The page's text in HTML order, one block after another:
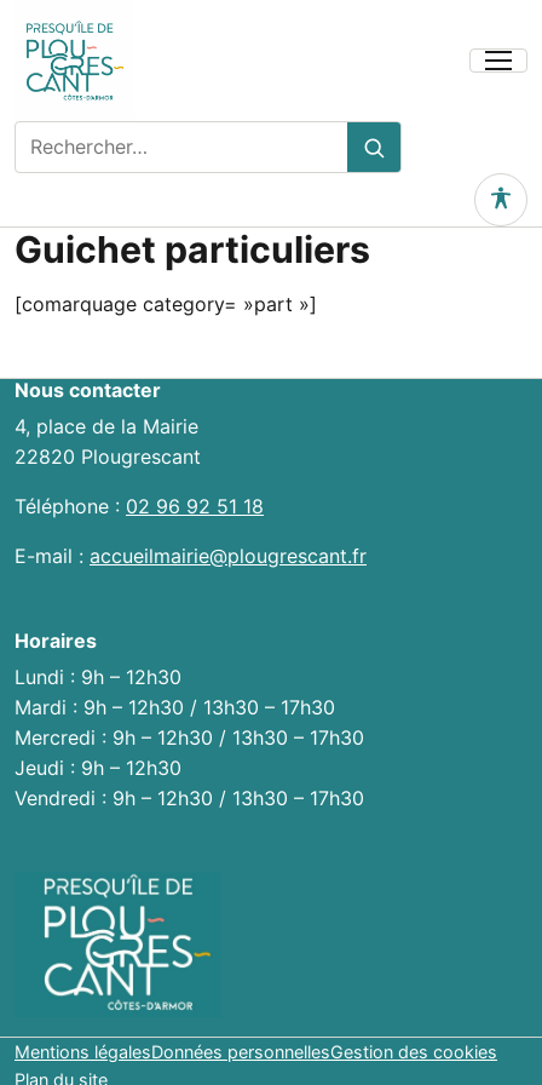
Ouvrir
Rechercher
sur
site
Rechercher
Outils
Guichet particuliers
[comarquage category= »part »]
Nous contacter
4, place de la Mairie
22820 Plougrescant
Téléphone : 02 96 92 51 18
E-mail : accueilmairie@plougrescant.fr
Horaires
Lundi : 9h – 12h30
Mardi : 9h – 12h30 / 13h30 – 17h30
Mercredi : 9h – 12h30 / 13h30 – 17h30
Jeudi : 9h – 12h30
Vendredi : 9h – 12h30 / 13h30 – 17h30
Mentions légalesDonnées personnellesGestion des cookies
Plan du site